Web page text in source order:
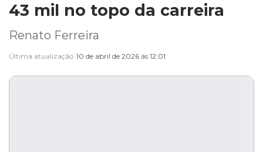
43 mil no topo da carreira
Renato Ferreira
Última atualização 10 de abril de 2026 às 12:01